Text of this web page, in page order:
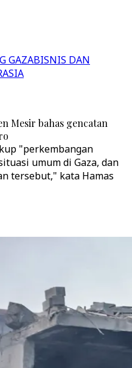
GAZABISNIS DAN
ASIA
Mesir bahas gencatan
"perkembangan
umum di Gaza, dan
tersebut," kata Hamas